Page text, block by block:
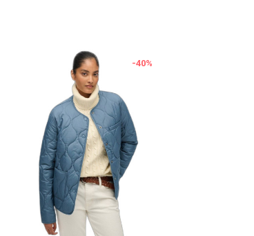
Порака
ИСПРАТИ
-40%